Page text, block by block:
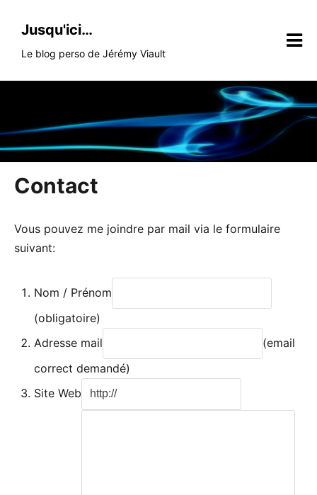
Jusqu'ici…
Le blog perso de Jérémy Viault
Contact
Vous pouvez me joindre par mail via le formulaire
suivant:
Nom / Prénom
(obligatoire)
Adresse mail
(email
correct demandé)
Site Web